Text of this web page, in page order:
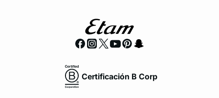
Certificación B Corp